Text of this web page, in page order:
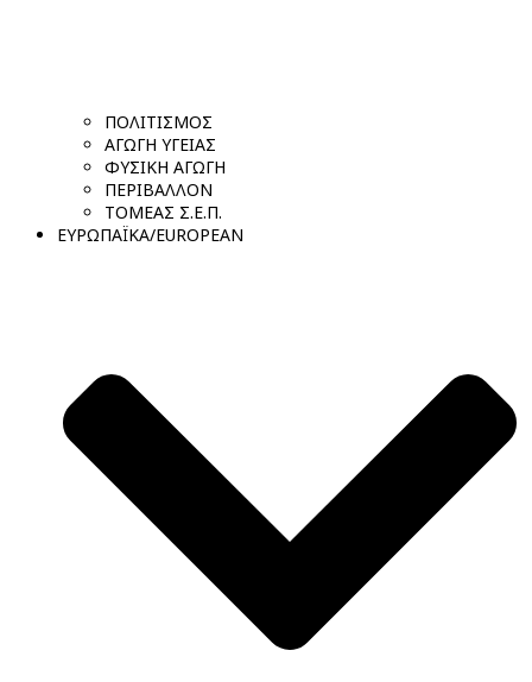
ΠΟΛΙΤΙΣΜΟΣ
ΑΓΩΓΗ ΥΓΕΙΑΣ
ΦΥΣΙΚΗ ΑΓΩΓΗ
ΠΕΡΙΒΑΛΛΟΝ
ΤΟΜΕΑΣ Σ.Ε.Π.
ΕΥΡΩΠΑΪΚΑ/EUROPEAN